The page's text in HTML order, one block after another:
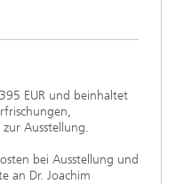
EUR und beinhaltet
Ausstellung.
bei Ausstellung und
an Dr. Joachim